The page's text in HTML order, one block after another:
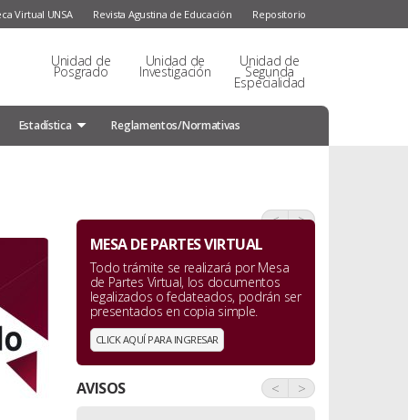
Virtual UNSA Revista Agustina de Educación Repositorio
Unidad de
Posgrado
Unidad de
Investigación
Unidad de
Segunda
Especialidad
Estadística Reglamentos/Normativas
< >
MESA DE PARTES VIRTUAL
Todo trámite se realizará por Mesa
de Partes Virtual, los documentos
legalizados o fedateados, podrán ser
presentados en copia simple.
CLICK AQUÍ PARA INGRESAR
AVISOS < >